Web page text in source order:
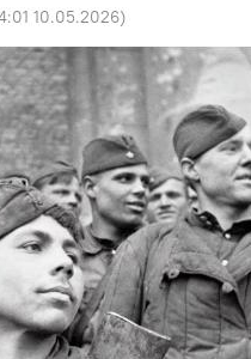
10.05.2026)